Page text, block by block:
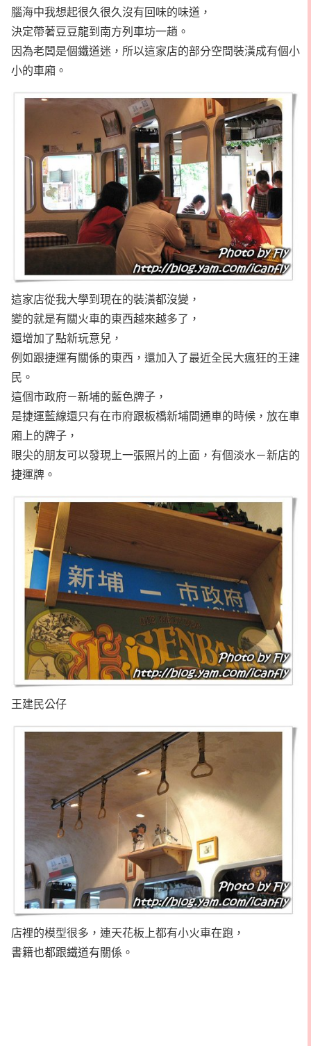
腦海中我想起很久很久沒有回味的味道，
決定帶著豆豆龍到南方列車坊一趟。
因為老闆是個鐵道迷，所以這家店的部分空間裝潢成有個小
小的車廂。
這家店從我大學到現在的裝潢都沒變，
變的就是有關火車的東西越來越多了，
還增加了點新玩意兒，
例如跟捷運有關係的東西，還加入了最近全民大瘋狂的王建
民。
這個市政府－新埔的藍色牌子，
是捷運藍線還只有在市府跟板橋新埔間通車的時候，放在車
廂上的牌子，
眼尖的朋友可以發現上一張照片的上面，有個淡水－新店的
捷運牌。
王建民公仔
店裡的模型很多，連天花板上都有小火車在跑，
書籍也都跟鐵道有關係。